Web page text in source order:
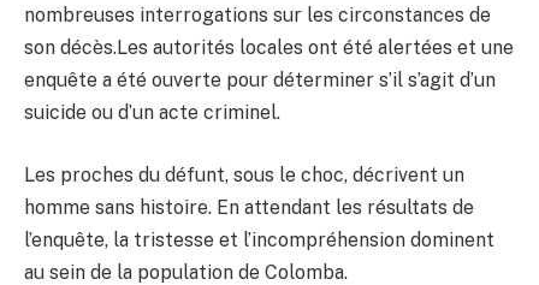
nombreuses interrogations sur les circonstances de
son décès.Les autorités locales ont été alertées et une
enquête a été ouverte pour déterminer s’il s’agit d’un
suicide ou d’un acte criminel.
Les proches du défunt, sous le choc, décrivent un
homme sans histoire. En attendant les résultats de
l’enquête, la tristesse et l’incompréhension dominent
au sein de la population de Colomba.